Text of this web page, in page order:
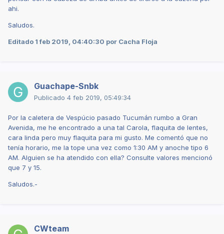
ahi.
Saludos.
Editado 1 feb 2019, 04:40:30 por Cacha Floja
Guachape-Snbk
Publicado 4 feb 2019, 05:49:34
Por la caletera de Vespúcio pasado Tucumán rumbo a Gran
Avenida, me he encontrado a una tal Carola, flaquita de lentes,
cara linda pero muy flaquita para mi gusto. Me comentó que no
tenía horario, me la tope una vez como 1:30 AM y anoche tipo 6
AM. Alguien se ha atendido con ella? Consulte valores mencionó
que 7 y 15.
Saludos.-
CWteam